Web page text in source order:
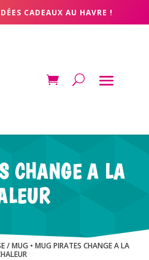
CADEAUX AU HAVRE !
CHANGE A LA
/ MUG • MUG PIRATES CHANGE A LA